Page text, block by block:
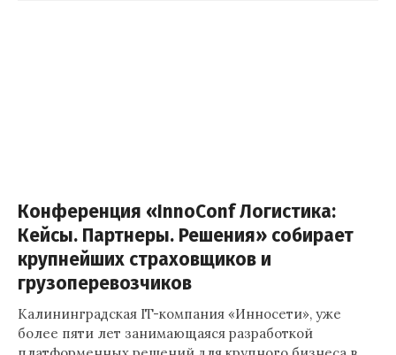
Конференция «InnoConf Логистика:
Кейсы. Партнеры. Решения» собирает
крупнейших страховщиков и
грузоперевозчиков
Калининградская IT-компания «Инносети», уже
более пяти лет занимающаяся разработкой